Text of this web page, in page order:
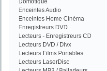
Domotique
Enceintes Audio
Enceintes Home Cinéma
Enregistreurs DVD
Lecteurs - Enregistreurs CD
Lecteurs DVD / Divx
Lecteurs Films Portables
Lecteurs LaserDisc